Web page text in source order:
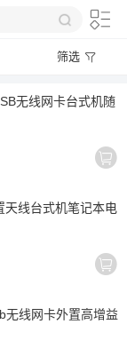
筛选
无线网卡台式机随
天线台式机笔记本电
无线网卡外置高增益